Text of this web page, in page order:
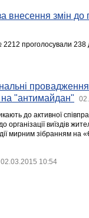
внесення змін до
проголосували 238
на "антимайдан"
до активної
виїздів
мирним зібранням на
02.03.2015 10:54